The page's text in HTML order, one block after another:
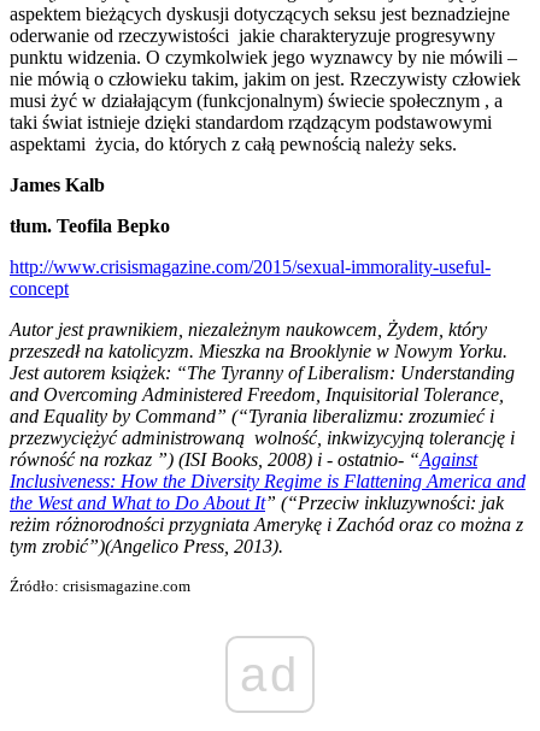
aspektem bieżących dyskusji dotyczących seksu jest beznadziejne
oderwanie od rzeczywistości jakie charakteryzuje progresywny
punktu widzenia. O czymkolwiek jego wyznawcy by nie mówili –
nie mówią o człowieku takim, jakim on jest. Rzeczywisty człowiek
musi żyć w działającym (funkcjonalnym) świecie społecznym , a
taki świat istnieje dzięki standardom rządzącym podstawowymi
aspektami życia, do których z całą pewnością należy seks.
James Kalb
tłum. Teofila Bepko
http://www.crisismagazine.com/2015/sexual-immorality-useful-
concept
Autor jest prawnikiem, niezależnym naukowcem, Żydem, który
przeszedł na katolicyzm. Mieszka na Brooklynie w Nowym Yorku.
Jest autorem książek: “The Tyranny of Liberalism: Understanding
and Overcoming Administered Freedom, Inquisitorial Tolerance,
and Equality by Command” (“Tyrania liberalizmu: zrozumieć i
przezwyciężyć administrowaną wolność, inkwizycyjną tolerancję i
równość na rozkaz ”) (ISI Books, 2008) i - ostatnio- “Against
Inclusiveness: How the Diversity Regime is Flattening America and
the West and What to Do About It” (“Przeciw inkluzywności: jak
reżim różnorodności przygniata Amerykę i Zachód oraz co można z
tym zrobić”)(Angelico Press, 2013).
Źródło: crisismagazine.com
ad